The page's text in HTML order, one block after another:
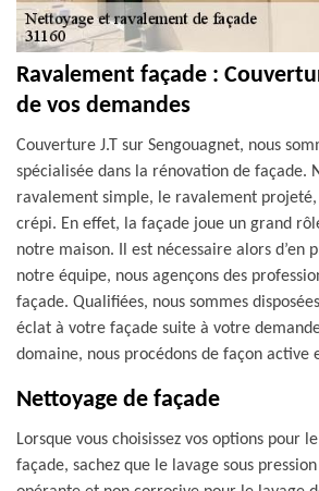
Ravalement façade :
de vos demandes
Couverture J.T sur Sengouagnet, nous
spécialisée dans la rénovation de façade.
ravalement simple, le ravalement
crépi. En effet, la façade joue un grand
notre maison. Il est nécessaire alors d’en
notre équipe, nous agençons des
façade. Qualifiées, nous sommes
éclat à votre façade suite à votre
domaine, nous procédons de façon active
Nettoyage de façade
Lorsque vous choisissez vos options pour
façade, sachez que le lavage sous